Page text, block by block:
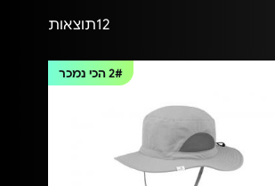
12תוצאות
2#הכי נמכר